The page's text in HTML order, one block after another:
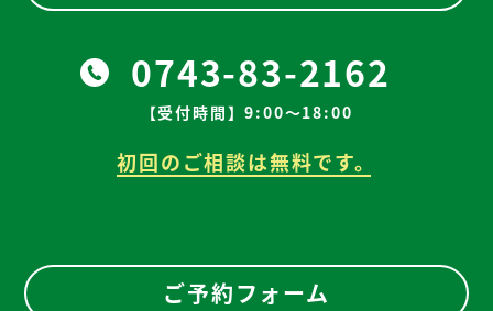
0743-83-2162
【受付時間】9:00～18:00
初回のご相談は無料です。
ご予約フォーム